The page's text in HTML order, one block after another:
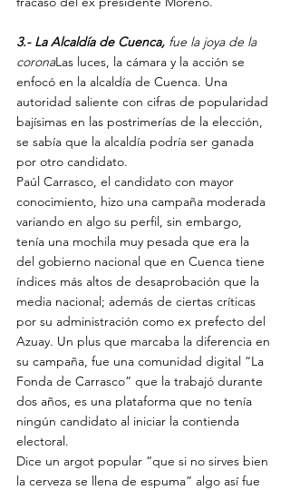
3.- La Alcaldía de Cuenca, fue la joya de la
coronaLas luces, la cámara y la acción se
enfocó en la alcaldía de Cuenca. Una
autoridad saliente con cifras de popularidad
bajísimas en las postrimerías de la elección,
se sabía que la alcaldía podría ser ganada
por otro candidato.
Paúl Carrasco, el candidato con mayor
conocimiento, hizo una campaña moderada
variando en algo su perfil, sin embargo,
tenía una mochila muy pesada que era la
del gobierno nacional que en Cuenca tiene
índices más altos de desaprobación que la
media nacional; además de ciertas críticas
por su administración como ex prefecto del
Azuay. Un plus que marcaba la diferencia en
su campaña, fue una comunidad digital “La
Fonda de Carrasco” que la trabajó durante
dos años, es una plataforma que no tenía
ningún candidato al iniciar la contienda
electoral.
Dice un argot popular “que si no sirves bien
la cerveza se llena de espuma” algo así fue